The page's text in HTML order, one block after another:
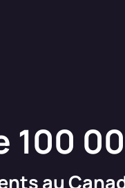
100
au